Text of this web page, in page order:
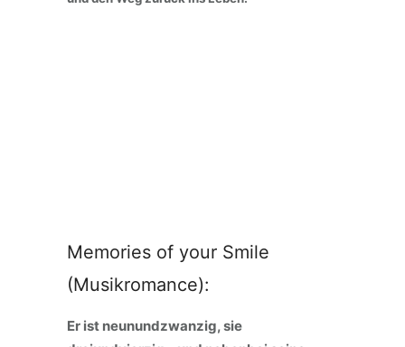
Memories of your Smile
(Musikromance):
Er ist neunundzwanzig, sie